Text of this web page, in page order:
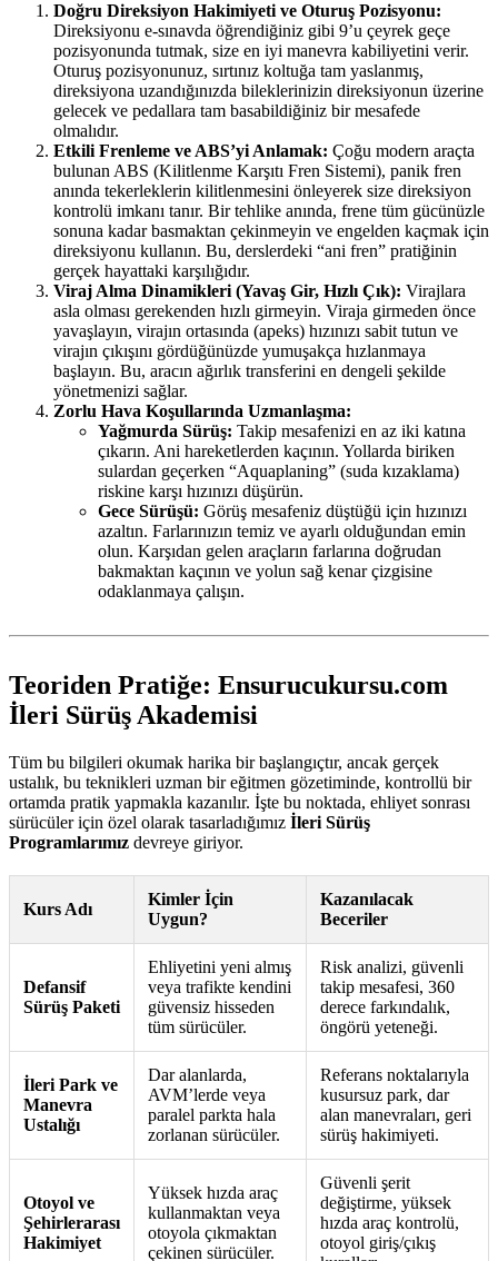
Doğru Direksiyon Hakimiyeti ve Oturuş Pozisyonu:
Direksiyonu e-sınavda öğrendiğiniz gibi 9’u çeyrek geçe
pozisyonunda tutmak, size en iyi manevra kabiliyetini verir.
Oturuş pozisyonunuz, sırtınız koltuğa tam yaslanmış,
direksiyona uzandığınızda bileklerinizin direksiyonun üzerine
gelecek ve pedallara tam basabildiğiniz bir mesafede
olmalıdır.
Etkili Frenleme ve ABS’yi Anlamak: Çoğu modern araçta
bulunan ABS (Kilitlenme Karşıtı Fren Sistemi), panik fren
anında tekerleklerin kilitlenmesini önleyerek size direksiyon
kontrolü imkanı tanır. Bir tehlike anında, frene tüm gücünüzle
sonuna kadar basmaktan çekinmeyin ve engelden kaçmak için
direksiyonu kullanın. Bu, derslerdeki “ani fren” pratiğinin
gerçek hayattaki karşılığıdır.
Viraj Alma Dinamikleri (Yavaş Gir, Hızlı Çık): Virajlara
asla olması gerekenden hızlı girmeyin. Viraja girmeden önce
yavaşlayın, virajın ortasında (apeks) hızınızı sabit tutun ve
virajın çıkışını gördüğünüzde yumuşakça hızlanmaya
başlayın. Bu, aracın ağırlık transferini en dengeli şekilde
yönetmenizi sağlar.
Zorlu Hava Koşullarında Uzmanlaşma:
Yağmurda Sürüş: Takip mesafenizi en az iki katına
çıkarın. Ani hareketlerden kaçının. Yollarda biriken
sulardan geçerken “Aquaplaning” (suda kızaklama)
riskine karşı hızınızı düşürün.
Gece Sürüşü: Görüş mesafeniz düştüğü için hızınızı
azaltın. Farlarınızın temiz ve ayarlı olduğundan emin
olun. Karşıdan gelen araçların farlarına doğrudan
bakmaktan kaçının ve yolun sağ kenar çizgisine
odaklanmaya çalışın.
Teoriden Pratiğe: Ensurucukursu.com
İleri Sürüş Akademisi
Tüm bu bilgileri okumak harika bir başlangıçtır, ancak gerçek
ustalık, bu teknikleri uzman bir eğitmen gözetiminde, kontrollü bir
ortamda pratik yapmakla kazanılır. İşte bu noktada, ehliyet sonrası
sürücüler için özel olarak tasarladığımız İleri Sürüş
Programlarımız devreye giriyor.
Kurs Adı
Kimler İçin
Uygun?
Kazanılacak
Beceriler
Defansif
Sürüş Paketi
Ehliyetini yeni almış
veya trafikte kendini
güvensiz hisseden
tüm sürücüler.
Risk analizi, güvenli
takip mesafesi, 360
derece farkındalık,
öngörü yeteneği.
İleri Park ve
Manevra
Ustalığı
Dar alanlarda,
AVM’lerde veya
paralel parkta hala
zorlanan sürücüler.
Referans noktalarıyla
kusursuz park, dar
alan manevraları, geri
sürüş hakimiyeti.
Otoyol ve
Şehirlerarası
Hakimiyet
Yüksek hızda araç
kullanmaktan veya
otoyola çıkmaktan
çekinen sürücüler.
Güvenli şerit
değiştirme, yüksek
hızda araç kontrolü,
otoyol giriş/çıkış